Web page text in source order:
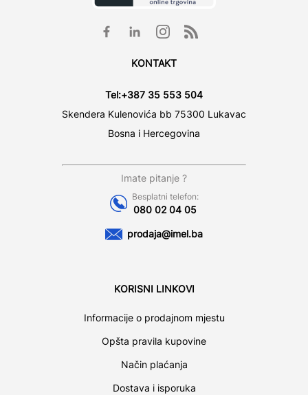
KONTAKT
Tel:+387 35 553 504
Skendera Kulenovića bb 75300 Lukavac
Bosna i Hercegovina
Imate pitanje ?
Besplatni telefon:
080 02 04 05
prodaja@imel.ba
KORISNI LINKOVI
Informacije o prodajnom mjestu
Opšta pravila kupovine
Način plaćanja
Dostava i isporuka